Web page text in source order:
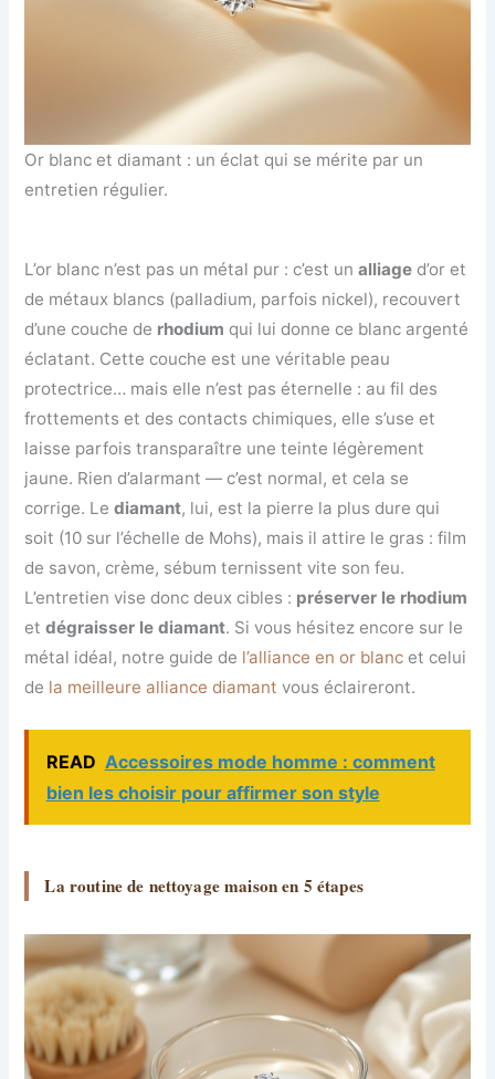
Or blanc et diamant : un éclat qui se mérite par un
entretien régulier.
L’or blanc n’est pas un métal pur : c’est unalliage d’or et
de métaux blancs (palladium, parfois nickel), recouvert
d’une couche de rhodium qui lui donne ce blanc argenté
éclatant. Cette couche est une véritable peau
protectrice… mais elle n’est pas éternelle : au fil des
frottements et des contacts chimiques, elle s’use et
laisse parfois transparaître une teinte légèrement
jaune. Rien d’alarmant — c’est normal, et cela se
corrige. Lediamant, lui, est la pierre la plus dure qui
soit (10 sur l’échelle de Mohs), mais il attire le gras : film
de savon, crème, sébum ternissent vite son feu.
L’entretien vise donc deux cibles : préserver le rhodium
etdégraisser le diamant. Si vous hésitez encore sur le
métal idéal, notre guide de l’alliance en or blanc et celui
de la meilleure alliance diamant vous éclaireront.
READ Accessoires mode homme : comment
bien les choisir pour affirmer son style
La routine de nettoyage maison en 5 étapes